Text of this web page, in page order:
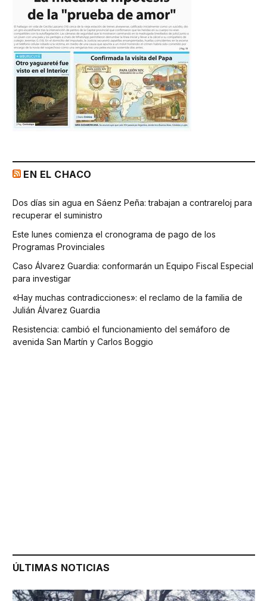
EN EL CHACO
Dos días sin agua en Sáenz Peña: trabajan a contrareloj para
recuperar el suministro
Este lunes comienza el cronograma de pago de los
Programas Provinciales
Caso Álvarez Guardia: conformarán un Equipo Fiscal Especial
para investigar
«Hay muchas contradicciones»: el reclamo de la familia de
Julián Álvarez Guardia
Resistencia: cambió el funcionamiento del semáforo de
avenida San Martín y Carlos Boggio
ÚLTIMAS NOTICIAS